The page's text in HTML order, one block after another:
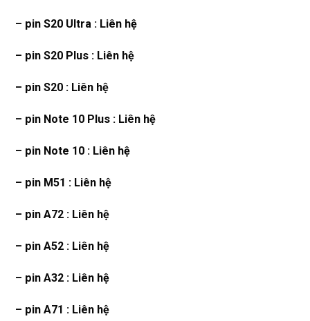
– pin S20 Ultra : Liên hệ
– pin S20 Plus : Liên hệ
– pin S20 : Liên hệ
– pin Note 10 Plus : Liên hệ
– pin Note 10 : Liên hệ
– pin M51 : Liên hệ
– pin A72 : Liên hệ
– pin A52 : Liên hệ
– pin A32 : Liên hệ
– pin A71 : Liên hệ